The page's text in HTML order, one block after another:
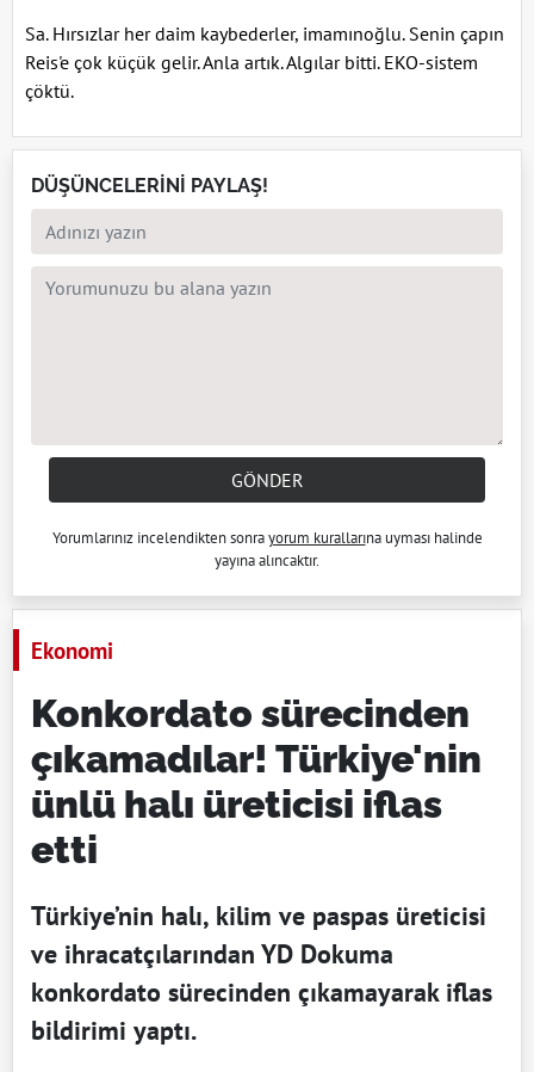
Sa. Hırsızlar her daim kaybederler, imamınoğlu. Senin çapın
Reis'e çok küçük gelir. Anla artık. Algılar bitti. EKO-sistem
çöktü.
DÜŞÜNCELERİNİ PAYLAŞ!
GÖNDER
Yorumlarınız incelendikten sonrayorum kurallarına uyması halinde
yayına alıncaktır.
Ekonomi
Konkordato sürecinden
çıkamadılar! Türkiye'nin
ünlü halı üreticisi iflas
etti
Türkiye’nin halı, kilim ve paspas üreticisi
ve ihracatçılarından YD Dokuma
konkordato sürecinden çıkamayarak iflas
bildirimi yaptı.